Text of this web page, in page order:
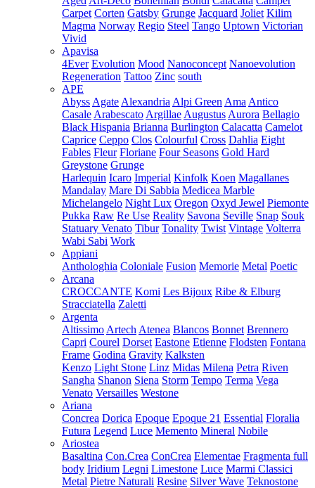
Carpet Corten Gatsby Grunge Jacquard Joliet Kilim
Magma Norway Regio Steel Tango Uptown Victorian
Vivid
Apavisa
4Ever Evolution Mood Nanoconcept Nanoevolution
Regeneration Tattoo Zinc south
APE
Abyss Agate Alexandria Alpi Green Ama Antico
Casale Arabescato Argillae Augustus Aurora Bellagio
Black Hispania Brianna Burlington Calacatta Camelot
Caprice Ceppo Clos Colourful Cross Dahlia Eight
Fables Fleur Floriane Four Seasons Gold Hard
Greystone Grunge
Harlequin Icaro Imperial Kinfolk Koen Magallanes
Mandalay Mare Di Sabbia Medicea Marble
Michelangelo Night Lux Oregon Oxyd Jewel Piemonte
Pukka Raw Re Use Reality Savona Seville Snap Souk
Statuary Venato Tibur Tonality Twist Vintage Volterra
Wabi Sabi Work
Appiani
Anthologhia Coloniale Fusion Memorie Metal Poetic
Arcana
CROCCANTE Komi Les Bijoux Ribe & Elburg
Stracciatella Zaletti
Argenta
Altissimo Artech Atenea Blancos Bonnet Brennero
Capri Courel Dorset Eastone Etienne Flodsten Fontana
Frame Godina Gravity Kalksten
Kenzo Light Stone Linz Midas Milena Petra Riven
Sangha Shanon Siena Storm Tempo Terma Vega
Venato Versailles Westone
Ariana
Concrea Dorica Epoque Epoque 21 Essential Floralia
Futura Legend Luce Memento Mineral Nobile
Ariostea
Basaltina Con.Crea ConCrea Elementae Fragmenta full
body Iridium Legni Limestone Luce Marmi Classici
Metal Pietre Naturali Resine Silver Wave Teknostone